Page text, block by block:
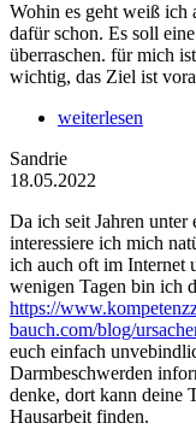
Wohin es geht weiß ich
dafür schon. Es soll
überraschen. für mich
wichtig, das Ziel ist
weiterlesen
Sandrie
18.05.2022
Da ich seit Jahren
interessiere ich mich
ich auch oft im Internet
wenigen Tagen bin ich
https://
bauch.com/blog/
euch einfach
Darmbeschwerden
denke, dort kann deine
Hausarbeit finden.